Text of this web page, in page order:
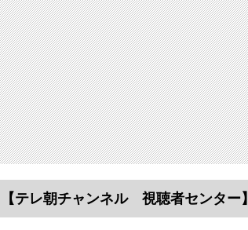
【テレ朝チャンネル 視聴者センター】